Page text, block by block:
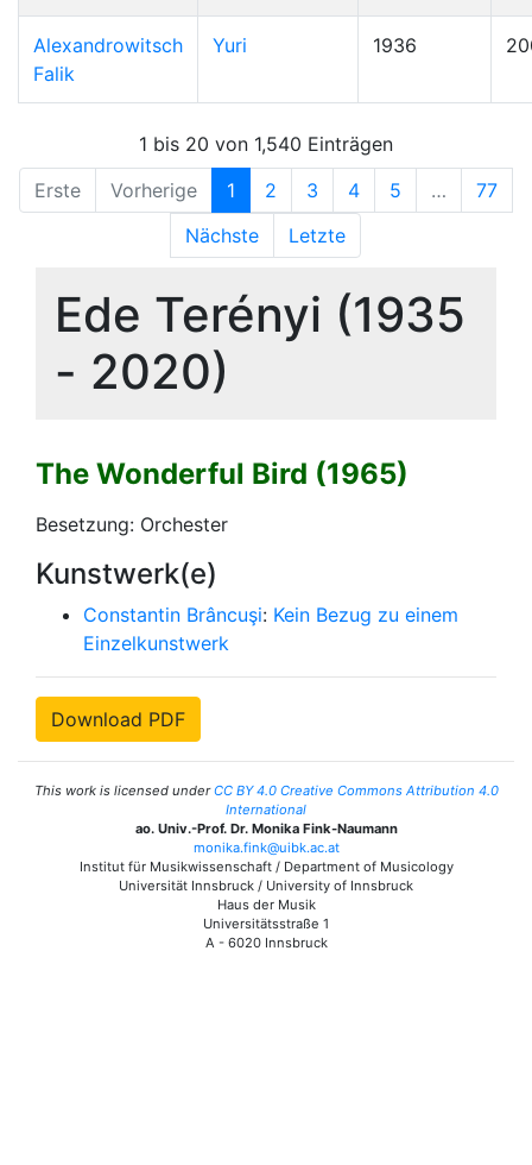
Alexandrowitsch
Falik
Yuri 1936
1 bis 20 von 1,540 Einträgen
Erste
Vorherige 1 2 3 4 5 …
77
Nächste
Letzte
Ede Terényi (1935
- 2020)
The Wonderful Bird (1965)
Besetzung: Orchester
Kunstwerk(e)
Constantin Brâncuşi: Kein Bezug zu einem
Einzelkunstwerk
Download PDF
This work is licensed underCC BY 4.0 Creative Commons Attribution 4.0
International
ao. Univ.-Prof. Dr. Monika Fink-Naumann
monika.fink@uibk.ac.at
Institut für Musikwissenschaft / Department of Musicology
Universität Innsbruck / University of Innsbruck
Haus der Musik
Universitätsstraße 1
A - 6020 Innsbruck